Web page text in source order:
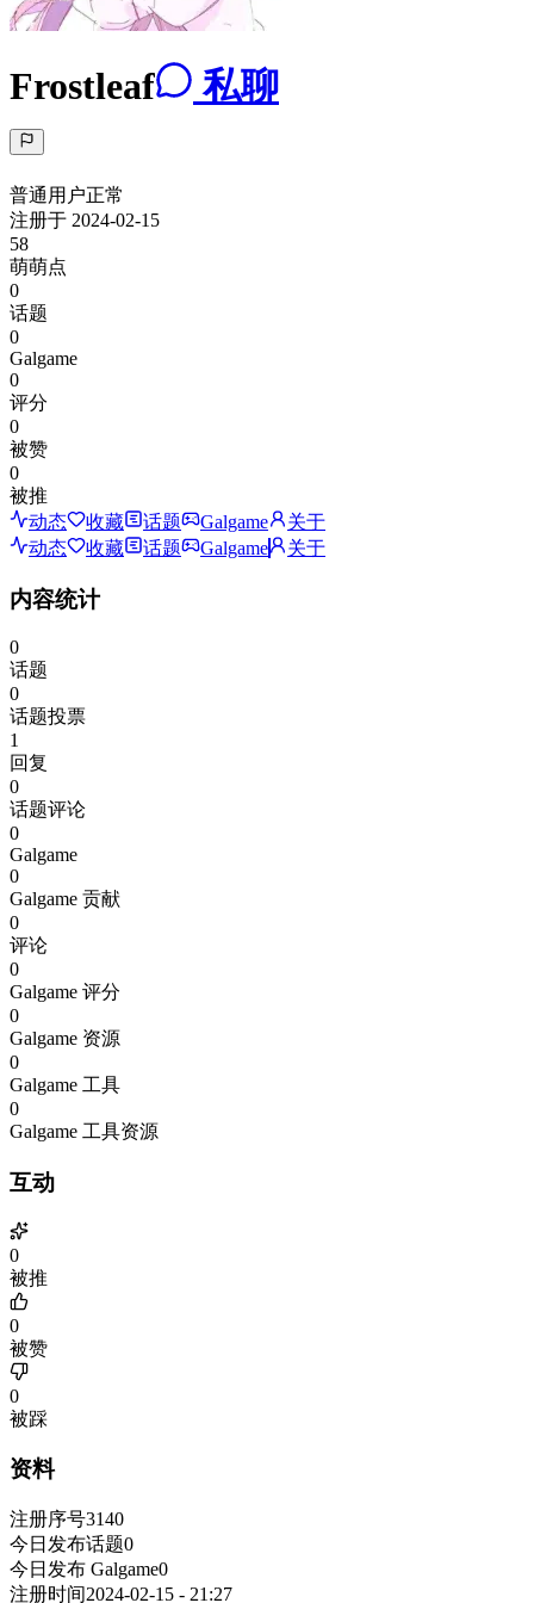
Frostleaf 私聊
普通用户正常
注册于 2024-02-15
58
萌萌点
0
话题
0
Galgame
0
评分
0
被赞
0
被推
动态
收藏 话题 Galgame
关于
动态
收藏 话题 Galgame 关于
内容统计
0
话题
0
话题投票
1
回复
0
话题评论
0
Galgame
0
Galgame 贡献
0
评论
0
Galgame 评分
0
Galgame 资源
0
Galgame 工具
0
Galgame 工具资源
互动
0
被推
0
被赞
0
被踩
资料
注册序号3140
今日发布话题0
今日发布 Galgame0
注册时间2024-02-15 - 21:27